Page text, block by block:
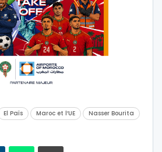
El Païs Maroc et l’UE
Nasser Bourita